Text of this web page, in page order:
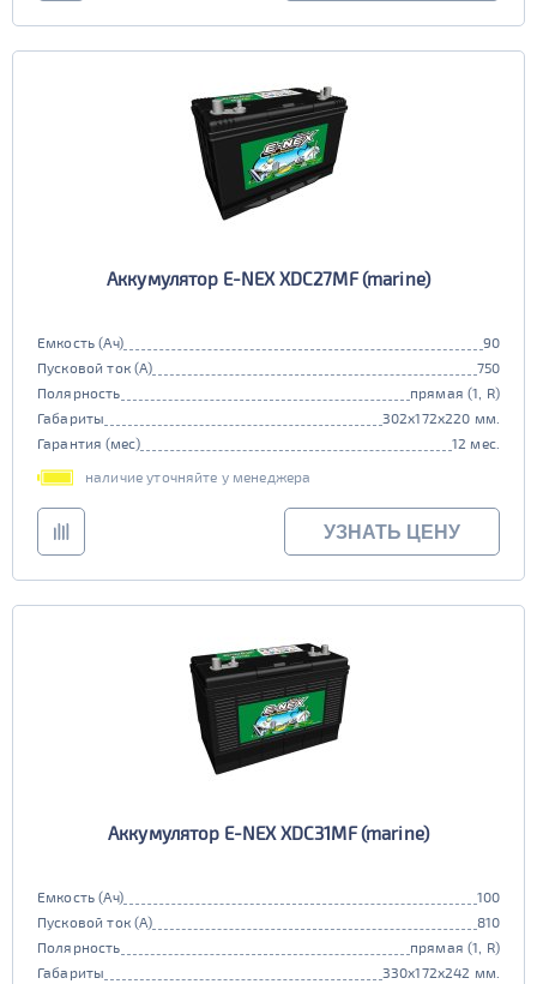
Аккумулятор E-NEX XDC27MF (marine)
Емкость (Ач)
90
Пусковой ток (А)
750
Полярность
прямая (1, R)
Габариты
302x172x220 мм.
Гарантия (мес)
12 мес.
наличие уточняйте у менеджера
УЗНАТЬ ЦЕНУ
Аккумулятор E-NEX XDC31MF (marine)
Емкость (Ач)
100
Пусковой ток (А)
810
Полярность
прямая (1, R)
Габариты
330x172x242 мм.